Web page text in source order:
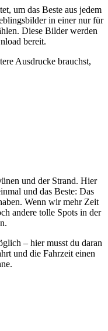
um das Beste aus jedem
in einer nur für
Diese Bilder werden
bereit.
Ausdrucke brauchst,
und der Strand. Hier
und das Beste: Das
Wenn wir mehr Zeit
andere tolle Spots in der
– hier musst du daran
und die Fahrzeit einen